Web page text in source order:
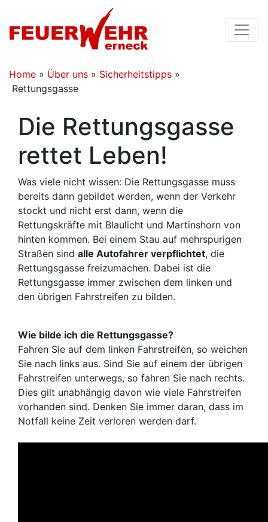
Home » Über uns » Sicherheitstipps »
Rettungsgasse
Die Rettungsgasse
rettet Leben!
Was viele nicht wissen: Die Rettungsgasse muss
bereits dann gebildet werden, wenn der Verkehr
stockt und nicht erst dann, wenn die
Rettungskräfte mit Blaulicht und Martinshorn von
hinten kommen. Bei einem Stau auf mehrspurigen
Straßen sind alle Autofahrer verpflichtet, die
Rettungsgasse freizumachen. Dabei ist die
Rettungsgasse immer zwischen dem linken und
den übrigen Fahrstreifen zu bilden.
Wie bilde ich die Rettungsgasse?
Fahren Sie auf dem linken Fahrstreifen, so weichen
Sie nach links aus. Sind Sie auf einem der übrigen
Fahrstreifen unterwegs, so fahren Sie nach rechts.
Dies gilt unabhängig davon wie viele Fahrstreifen
vorhanden sind. Denken Sie immer daran, dass im
Notfall keine Zeit verloren werden darf.